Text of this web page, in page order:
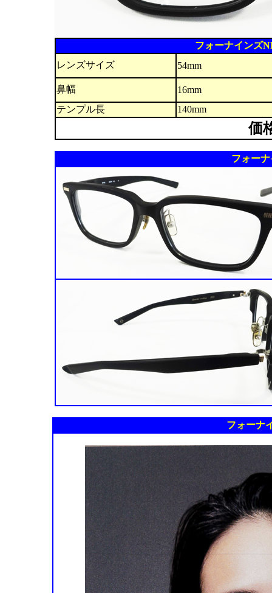
フォーナインズ
レンズサイズ
54mm
鼻幅
16mm
テンプル長
140mm
価
フォー
フォーナ